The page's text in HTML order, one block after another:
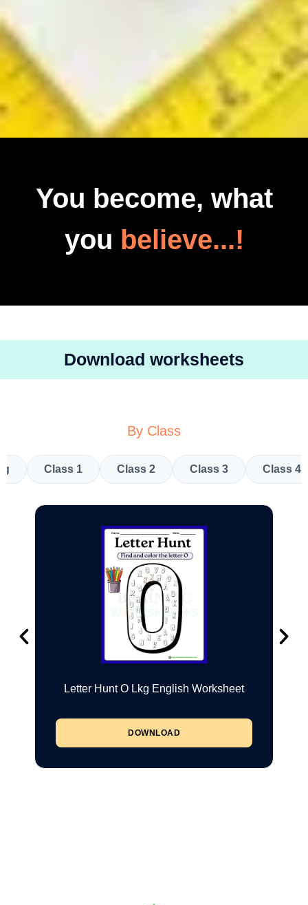
You become, what
you believe...!
Download worksheets
By Class
Class 1 Class 2 Class 3 Class 4
Letter Hunt O Lkg English Worksheet
DOWNLOAD